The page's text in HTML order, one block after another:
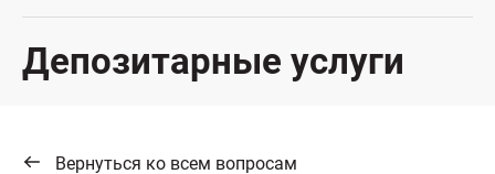
Депозитарные услуги
Вернуться ко всем вопросам